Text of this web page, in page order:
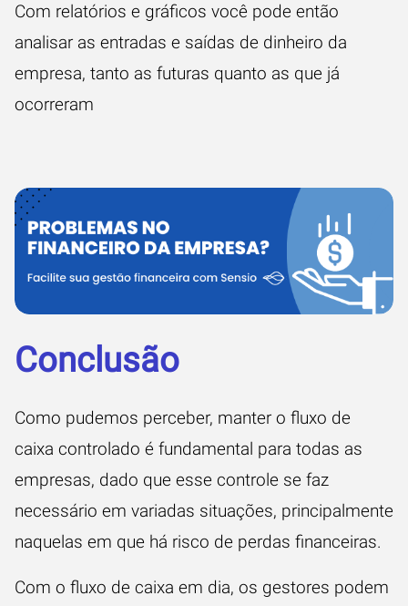
Com relatórios e gráficos você pode então
analisar as entradas e saídas de dinheiro da
empresa, tanto as futuras quanto as que já
ocorreram
Conclusão
Como pudemos perceber, manter o fluxo de
caixa controlado é fundamental para todas as
empresas, dado que esse controle se faz
necessário em variadas situações, principalmente
naquelas em que há risco de perdas financeiras.
Com o fluxo de caixa em dia, os gestores podem